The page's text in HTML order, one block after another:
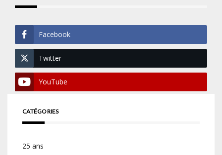
Facebook
Twitter
YouTube
CATÉGORIES
25 ans